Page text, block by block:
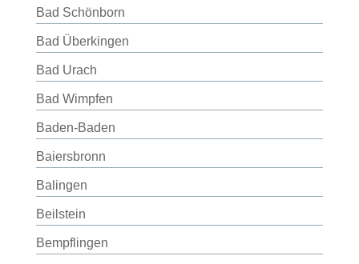
Bad Schönborn
Bad Überkingen
Bad Urach
Bad Wimpfen
Baden-Baden
Baiersbronn
Balingen
Beilstein
Bempflingen